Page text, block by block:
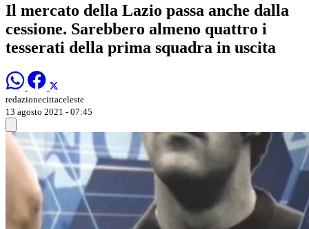
Il mercato della Lazio passa anche dalla
cessione. Sarebbero almeno quattro i
tesserati della prima squadra in uscita
redazionecittaceleste
13 agosto 2021 - 07:45